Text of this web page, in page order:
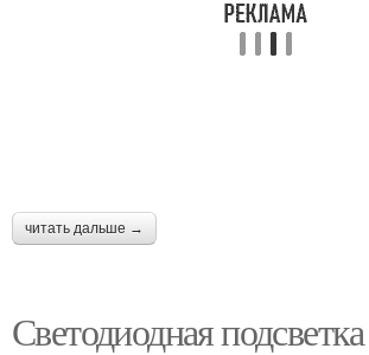
читать дальше →
Светодиодная подсветка